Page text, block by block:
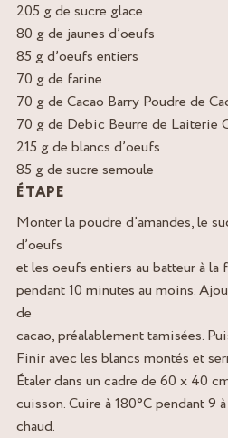
205 g de sucre glace
80 g de jaunes d’oeufs
85 g d’oeufs entiers
70 g de farine
70 g de Cacao Barry Poudre de
70 g de Debic Beurre de Laiterie
215 g de blancs d’oeufs
85 g de sucre semoule
ÉTAPE
Monter la poudre d’amandes, le
d’oeufs
et les oeufs entiers au batteur à
pendant 10 minutes au moins.
de
cacao, préalablement tamisées.
Finir avec les blancs montés et
Étaler dans un cadre de 60 x 40
cuisson. Cuire à 180°C pendant 9
chaud.